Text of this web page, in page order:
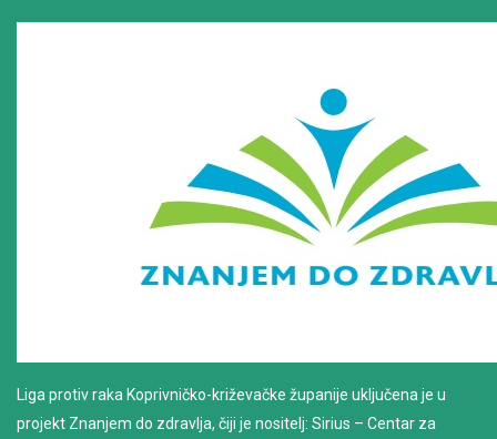
Liga protiv raka Koprivničko-križevačke županije uključena je u
projekt Znanjem do zdravlja, čiji je nositelj: Sirius – Centar za